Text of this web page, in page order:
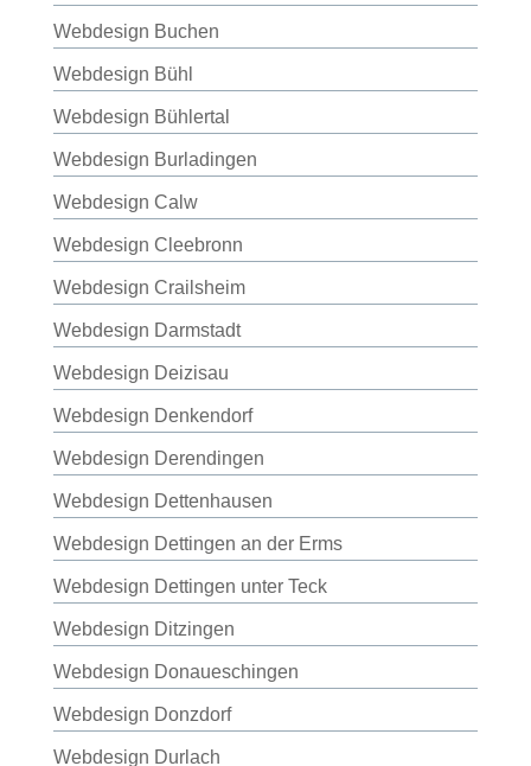
Webdesign Buchen
Webdesign Bühl
Webdesign Bühlertal
Webdesign Burladingen
Webdesign Calw
Webdesign Cleebronn
Webdesign Crailsheim
Webdesign Darmstadt
Webdesign Deizisau
Webdesign Denkendorf
Webdesign Derendingen
Webdesign Dettenhausen
Webdesign Dettingen an der Erms
Webdesign Dettingen unter Teck
Webdesign Ditzingen
Webdesign Donaueschingen
Webdesign Donzdorf
Webdesign Durlach